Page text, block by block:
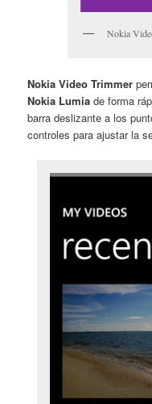
Nokia
Nokia Video Trimmer
Nokia Lumia de forma
barra deslizante a los
controles para ajustar la